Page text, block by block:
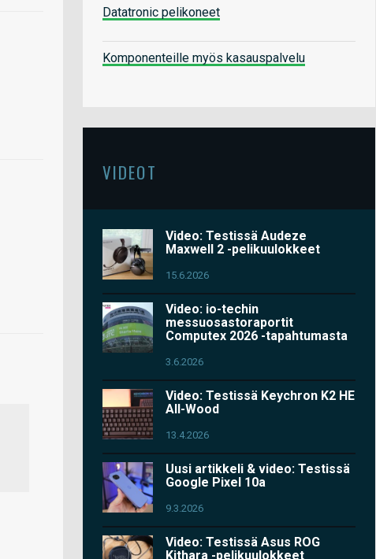
Datatronic pelikoneet
Komponenteille myös kasauspalvelu
VIDEOT
Video: Testissä Audeze
Maxwell 2 -pelikuulokkeet
15.6.2026
Video: io-techin
messuosastoraportit
Computex 2026 -tapahtumasta
3.6.2026
Video: Testissä Keychron K2 HE
All-Wood
13.4.2026
Uusi artikkeli & video: Testissä
Google Pixel 10a
9.3.2026
Video: Testissä Asus ROG
Kithara -pelikuulokkeet